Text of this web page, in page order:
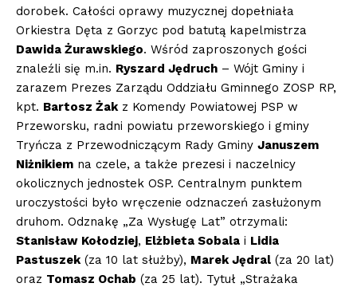
dorobek. Całości oprawy muzycznej dopełniała
Orkiestra Dęta z Gorzyc pod batutą kapelmistrza
Dawida Żurawskiego. Wśród zaproszonych gości
znaleźli się m.in. Ryszard Jędruch – Wójt Gminy i
zarazem Prezes Zarządu Oddziału Gminnego ZOSP RP,
kpt. Bartosz Żakz Komendy Powiatowej PSP w
Przeworsku, radni powiatu przeworskiego i gminy
Tryńcza z Przewodniczącym Rady Gminy Januszem
Niżnikiem na czele, a także prezesi i naczelnicy
okolicznych jednostek OSP. Centralnym punktem
uroczystości było wręczenie odznaczeń zasłużonym
druhom. Odznakę „Za Wysługę Lat” otrzymali:
Stanisław Kołodziej, Elżbieta Sobala i Lidia
Pastuszek(za 10 lat służby), Marek Jędral (za 20 lat)
oraz Tomasz Ochab (za 25 lat). Tytuł „Strażaka